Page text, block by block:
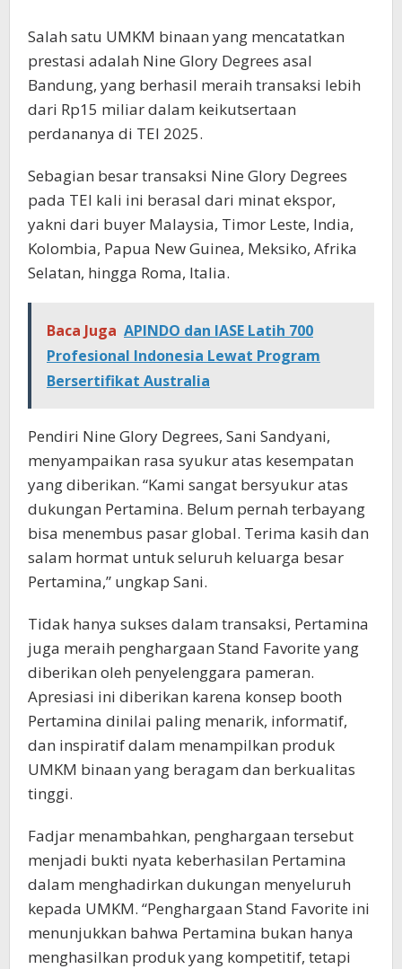
Salah satu UMKM binaan yang mencatatkan
prestasi adalah Nine Glory Degrees asal
Bandung, yang berhasil meraih transaksi lebih
dari Rp15 miliar dalam keikutsertaan
perdananya di TEI 2025.
Sebagian besar transaksi Nine Glory Degrees
pada TEI kali ini berasal dari minat ekspor,
yakni dari buyer Malaysia, Timor Leste, India,
Kolombia, Papua New Guinea, Meksiko, Afrika
Selatan, hingga Roma, Italia.
Baca Juga APINDO dan IASE Latih 700
Profesional Indonesia Lewat Program
Bersertifikat Australia
Pendiri Nine Glory Degrees, Sani Sandyani,
menyampaikan rasa syukur atas kesempatan
yang diberikan. “Kami sangat bersyukur atas
dukungan Pertamina. Belum pernah terbayang
bisa menembus pasar global. Terima kasih dan
salam hormat untuk seluruh keluarga besar
Pertamina,” ungkap Sani.
Tidak hanya sukses dalam transaksi, Pertamina
juga meraih penghargaan Stand Favorite yang
diberikan oleh penyelenggara pameran.
Apresiasi ini diberikan karena konsep booth
Pertamina dinilai paling menarik, informatif,
dan inspiratif dalam menampilkan produk
UMKM binaan yang beragam dan berkualitas
tinggi.
Fadjar menambahkan, penghargaan tersebut
menjadi bukti nyata keberhasilan Pertamina
dalam menghadirkan dukungan menyeluruh
kepada UMKM. “Penghargaan Stand Favorite ini
menunjukkan bahwa Pertamina bukan hanya
menghasilkan produk yang kompetitif, tetapi